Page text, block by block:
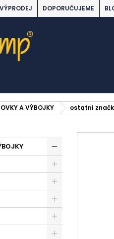
VÝPRODEJ DOPORUČUJEME
A VÝBOJKY ostatní